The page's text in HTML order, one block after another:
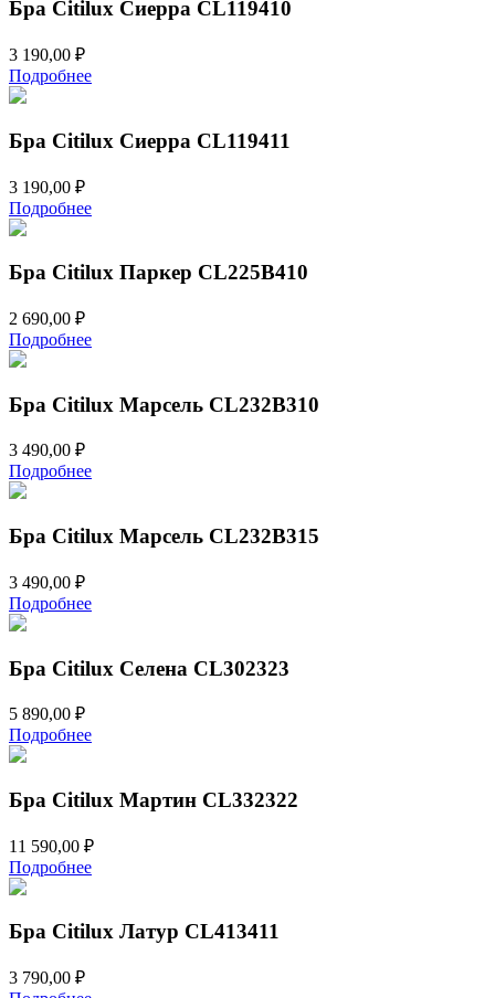
Бра Citilux Сиерра CL119410
3 190,00 ₽
Подробнее
Бра Citilux Сиерра CL119411
3 190,00 ₽
Подробнее
Бра Citilux Паркер CL225B410
2 690,00 ₽
Подробнее
Бра Citilux Марсель CL232B310
3 490,00 ₽
Подробнее
Бра Citilux Марсель CL232B315
3 490,00 ₽
Подробнее
Бра Citilux Селена CL302323
5 890,00 ₽
Подробнее
Бра Citilux Мартин CL332322
11 590,00 ₽
Подробнее
Бра Citilux Латур CL413411
3 790,00 ₽